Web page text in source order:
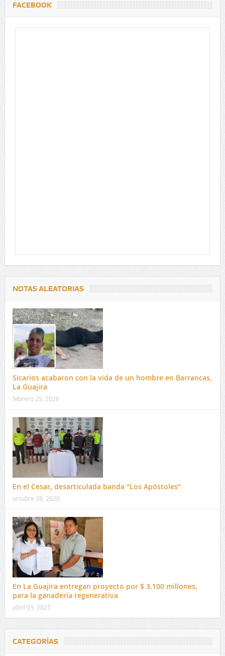
FACEBOOK
NOTAS ALEATORIAS
Sicarios acabaron con la vida de un hombre en Barrancas,
La Guajira
febrero 25, 2026
En el Cesar, desarticulada banda “Los Apóstoles”
octubre 28, 2020
En La Guajira entregan proyecto por $ 3.100 millones,
para la ganadería regenerativa
abril 03, 2025
CATEGORÍAS